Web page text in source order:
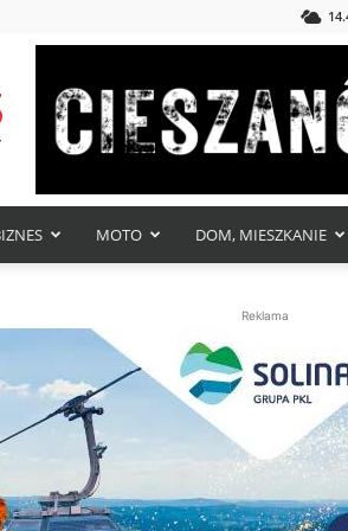
MOTO DOM, MIESZKANIE
Reklama